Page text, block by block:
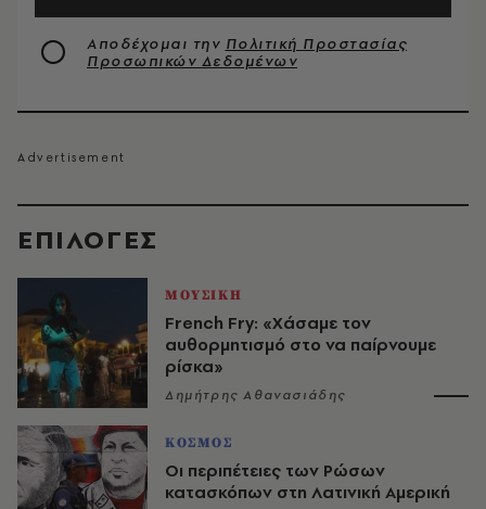
EΠΙΛΟΓΈΣ
ΜΟΥΣΙΚΗ
French Fry: «Χάσαμε τον
αυθορμητισμό στο να παίρνουμε
ρίσκα»
Δημήτρης Αθανασιάδης
ΚΟΣΜΟΣ
Οι περιπέτειες των Ρώσων
κατασκόπων στη Λατινική Αμερική
Αποδέχομαι την Πολιτική Προστασίας
Προσωπικών Δεδομένων